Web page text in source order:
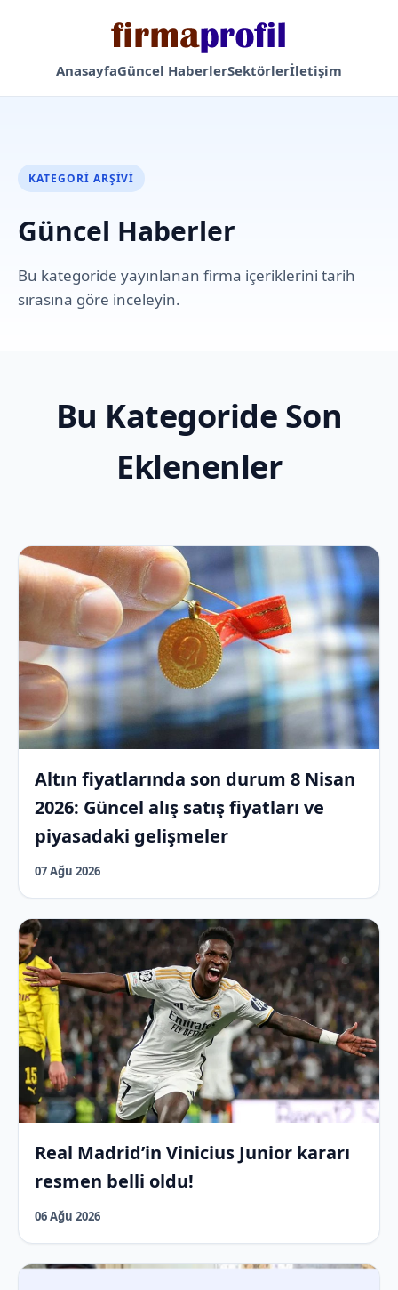
AnasayfaGüncel HaberlerSektörlerİletişim
KATEGORI ARŞIVI
Güncel Haberler
Bu kategoride yayınlanan firma içeriklerini tarih
sırasına göre inceleyin.
Bu Kategoride Son
Eklenenler
Altın fiyatlarında son durum 8 Nisan
2026: Güncel alış satış fiyatları ve
piyasadaki gelişmeler
07 Ağu 2026
Real Madrid’in Vinicius Junior kararı
resmen belli oldu!
06 Ağu 2026